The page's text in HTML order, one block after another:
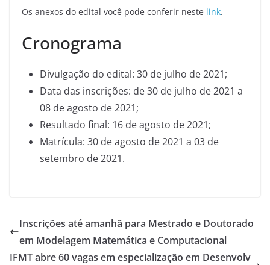
Os anexos do edital você pode conferir neste link.
Cronograma
Divulgação do edital: 30 de julho de 2021;
Data das inscrições: de 30 de julho de 2021 a
08 de agosto de 2021;
Resultado final: 16 de agosto de 2021;
Matrícula: 30 de agosto de 2021 a 03 de
setembro de 2021.
Inscrições até amanhã para Mestrado e Doutorado
em Modelagem Matemática e Computacional
IFMT abre 60 vagas em especialização em Desenvolv